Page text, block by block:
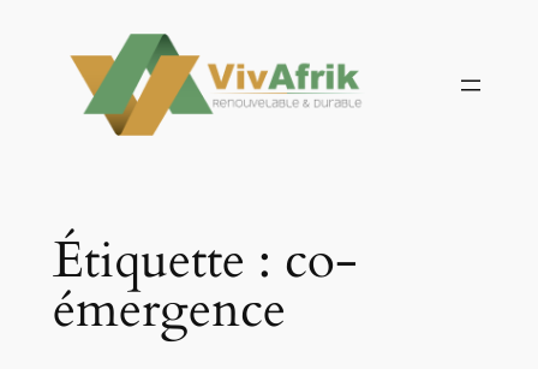
contenu
Étiquette : co-
émergence